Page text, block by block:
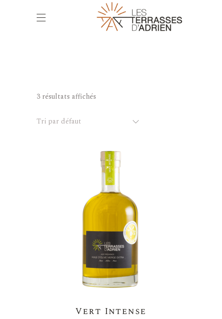
3 résultats affichés
Tri par défaut
Vert Intense